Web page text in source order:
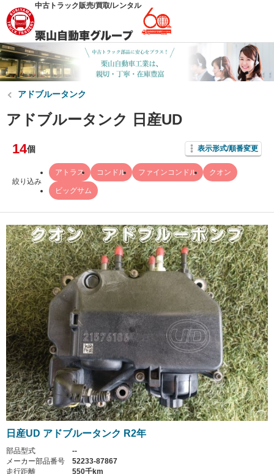
中古トラック販売/買取/レンタル
アドブルータンク
アドブルータンク 日産UD
14個 表示形式/順番変更
絞り込み
アトラス コンドル ファインコンドル クオン
ビッグサム
日産UD アドブルータンク R2年
部品型式
--
メーカー部品番号
52233-87867
走行距離
550千km